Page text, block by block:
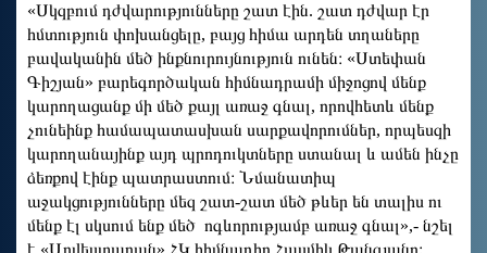
«Սկզբում դժվարությունները շատ էին. շատ դժվար էր
հմտություն փոխանցելը, բայց հիմա արդեն տղաները
բավականին մեծ ինքնուրույնություն ունեն։ «Ստեփան
Գիշյան» բարեգործական հիմնադրամի միջոցով մենք
կարողացանք մի մեծ քայլ առաջ գնալ, որովհետև մենք
չունեինք համապատասխան սարքավորումներ, որպեսզի
կարողանայինք այդ պրոդուկտները ստանալ և ամեն ինչը
ձեռքով էինք պատրաստում։ Նմանատիպ
աջակցությունները մեզ շատ-շատ մեծ թևեր են տալիս ու
մենք էլ սկսում ենք մեծ ոգևորությամբ առաջ գնալ»,- նշել
է «Արվեստարան» ՀԿ հիմնադիր Հասմիկ Թանգյանը։